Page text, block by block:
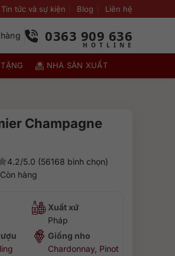
Tin tức và sự kiện Blog Liên hệ
0363 909 636
NHÀ SẢN XUẤT
Champagne
4.2/5.0 (56168 bình chọn)
Còn hàng
Xuất xứ
Pháp
Giống nho
Chardonnay, Pinot